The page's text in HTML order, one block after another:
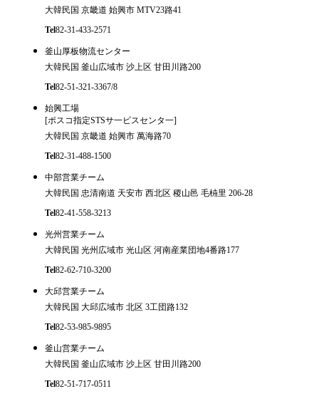
大韓民国 京畿道 始興市 MTV23路41
Tel82-31-433-2571
釜山厚板物流センター
大韓民国 釜山広域市 沙上区 甘田川路200
Tel82-51-321-3367/8
始興工場
[ポスコ指定STSサ一ビスセンタ一]
大韓民国 京畿道 始興市 萬海路70
Tel82-31-488-1500
中部営業チーム
大韓民国 忠清南道 天安市 西北区 稷山邑 毛枾里 206-28
Tel82-41-558-3213
光州営業チーム
大韓民国 光州広域市 光山区 河南産業団地4番路177
Tel82-62-710-3200
大邱営業チーム
大韓民国 大邱広域市 北区 3工団路132
Tel82-53-985-9895
釜山営業チーム
大韓民国 釜山広域市 沙上区 甘田川路200
Tel82-51-717-0511